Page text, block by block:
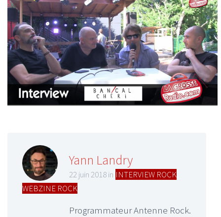
Yann Landry
22 juin 2018 in INTERVIEW ROCK
WEBZINE ROCK
Programmateur Antenne Rock.